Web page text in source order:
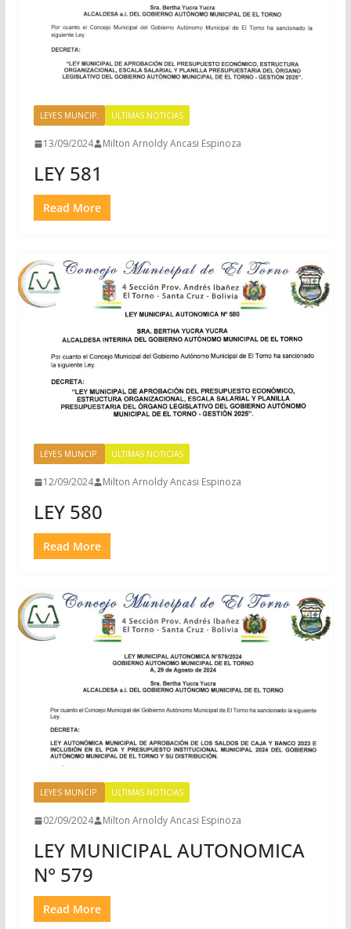
LEYES MUNCIP. ULTIMAS NOTICIAS
13/09/2024 Milton Arnoldy Ancasi Espinoza
LEY 581
Read More
LEYES MUNCIP. ULTIMAS NOTICIAS
12/09/2024 Milton Arnoldy Ancasi Espinoza
LEY 580
Read More
LEYES MUNCIP. ULTIMAS NOTICIAS
02/09/2024 Milton Arnoldy Ancasi Espinoza
LEY MUNICIPAL AUTONOMICA
N° 579
Read More